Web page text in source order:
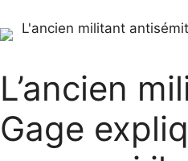
L’ancien
Gage